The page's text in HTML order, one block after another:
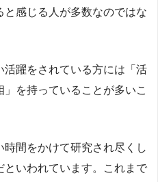
感じる人が多数なのではな
躍をされている方には「活
を持っていることが多いこ
間をかけて研究され尽くし
いわれています。これまで